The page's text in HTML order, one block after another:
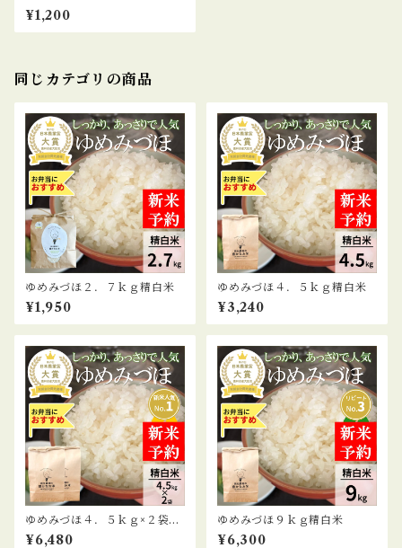
¥1,200
同じカテゴリの商品
ゆめみづほ２．７ｋｇ精白米
¥1,950
ゆめみづほ４．５ｋｇ精白米
¥3,240
ゆめみづほ４．５ｋｇ×２袋精
白米
¥6,480
ゆめみづほ９ｋｇ精白米
¥6,300